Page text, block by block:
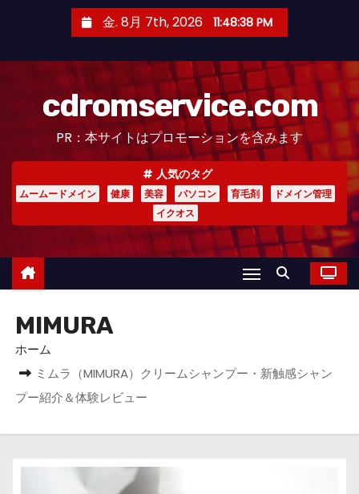
金. 8月 7th, 2026 11:48:38 PM
cdromservice.com
PR：本サイトはプロモーションを含みます
人気のタグ
ムームードメイン 健康 美容 パソコン 育毛剤
ドメイン管理
イクオス
MIMURA
ホーム
ミムラ（MIMURA）クリームシャンプー・新触感シャン
プー紹介＆体験レビュー